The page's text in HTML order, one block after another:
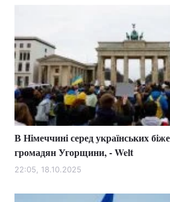
В Німеччині серед українських
громадян Угорщини, - Welt
22:05, 18.10.2025